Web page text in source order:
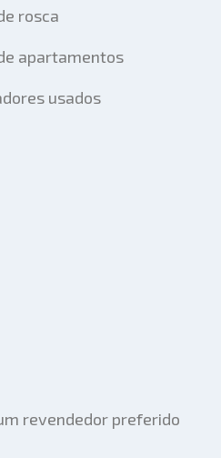
rosca
apartamentos
usados
revendedor preferido